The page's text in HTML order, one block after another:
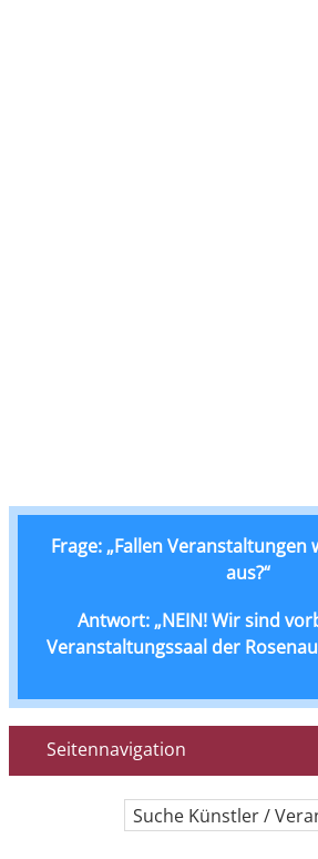
Frage: „Fallen Veranstaltungen
aus?“
Antwort: „NEIN! Wir sind
Veranstaltungssaal der
Seitennavigation
Suche Künstler /